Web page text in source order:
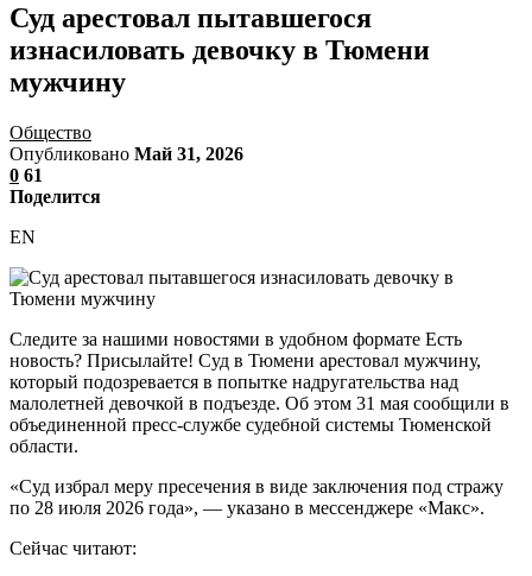
Суд арестовал пытавшегося
изнасиловать девочку в Тюмени
мужчину
Общество
Опубликовано Май 31, 2026
0 61
Поделится
EN
Следите за нашими новостями в удобном формате Есть
новость? Присылайте! Суд в Тюмени арестовал мужчину,
который подозревается в попытке надругательства над
малолетней девочкой в подъезде. Об этом 31 мая сообщили в
объединенной пресс-службе судебной системы Тюменской
области.
«Суд избрал меру пресечения в виде заключения под стражу
по 28 июля 2026 года», — указано в мессенджере «Макс».
Сейчас читают: